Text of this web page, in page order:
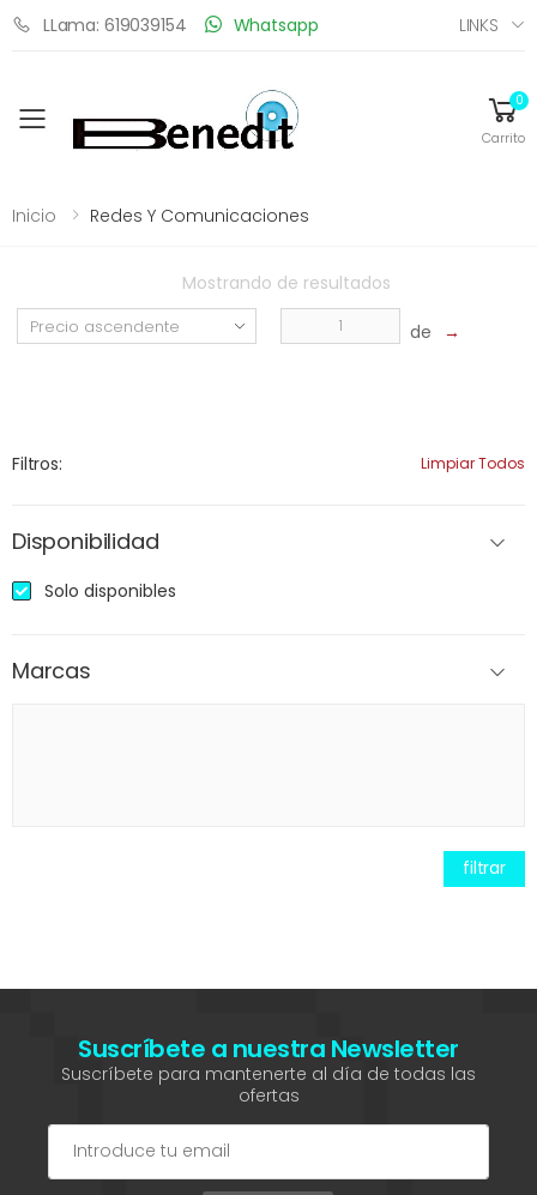
LLama: 619039154 Whatsapp LINKS
Toggle mobile menu
0
Carrito
Inicio Redes Y Comunicaciones
Mostrando de resultados
de →
Filtros: Limpiar Todos
Disponibilidad
Solo disponibles
Marcas
filtrar
Suscríbete a nuestra Newsletter
Suscríbete para mantenerte al día de todas las
ofertas